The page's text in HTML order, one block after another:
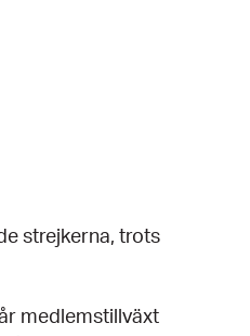
strejkerna, trots
medlemstillväxt